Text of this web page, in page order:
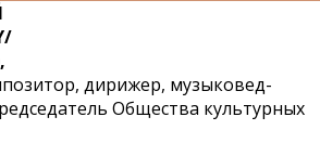
дирижер, музыковед-
Общества культурных